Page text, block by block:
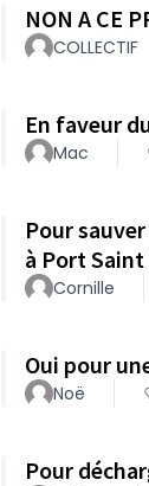
NON A CE
COLLECTIF
En faveur
Mac
Pour
à Port Saint
Cornille
Oui pour
Noë
Pour